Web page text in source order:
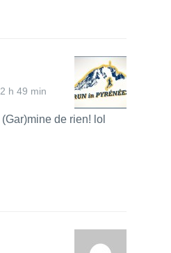
h 49 min
de rien! lol